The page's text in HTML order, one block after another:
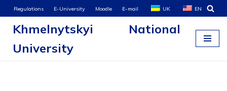
Skip
content
Regulations E-University Moodle E-mail UK EN
Khmelnytskyi National
University